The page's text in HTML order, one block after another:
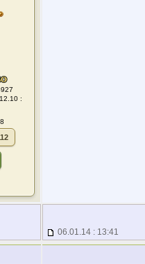
:
06.01.14 : 13:41